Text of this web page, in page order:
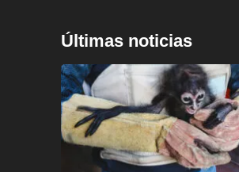
Últimas noticias